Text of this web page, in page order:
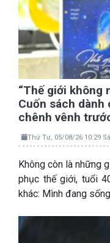
“Thế giới không
Cuốn sách
chênh vênh
Thứ Tư, 05/08/26 10:29
Không còn là những
phục thế giới, tuổi
khác: Mình đang